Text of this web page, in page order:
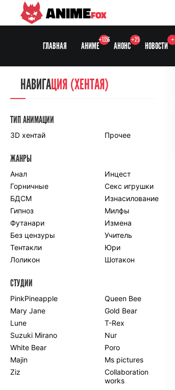
ANIMEFOX
ГЛАВНАЯ АНИМЕ
+1356
АНОНС
+25
НОВОСТИ
+
НАВИГАЦИЯ
СЕЗОНЫ
Anidub
Animedia
Kansai studio
Onibaku
Shiza project
ПО ЖАНРАМ
Комедия
Приключения
Романтика
Школа
Этти
Боевые
искусства
Гарем
Драма
Игры
Исторический
Магия
Фантастика
Фэнтези
Мистика
Попаданцы в
другой мир
Хентай
ПО ГОДУ
НАВИГАЦИЯ (ХЕНТАЯ)
ТИП АНИМАЦИИ
3D хентай Прочее
ЖАНРЫ
Анал
Инцест
Горничные
Секс игрушки
БДСМ
Изнасилование
Гипноз
Милфы
Футанари
Измена
Без цензуры
Учитель
Тентакли
Юри
Лоликон
Шотакон
СТУДИИ
PinkPineapple
Queen Bee
Mary Jane
Gold Bear
Lune
T-Rex
Suzuki Mirano
Nur
White Bear
Poro
Majin
Ms pictures
Ziz
Collaboration
works